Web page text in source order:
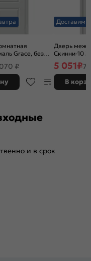
Grace, без
без стекла,
₽
Доставим
Дверь
Скинни-10
декора,
без кромки,
5 051₽7
В
и в срок